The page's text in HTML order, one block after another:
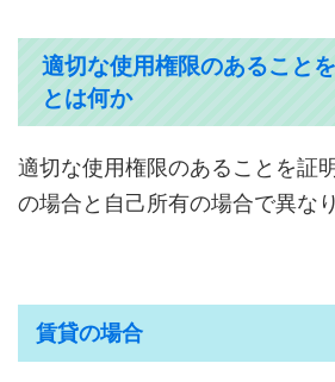
適切な使用権限のあること
とは何か
適切な使用権限のあることを証
の場合と自己所有の場合で異なり
賃貸の場合